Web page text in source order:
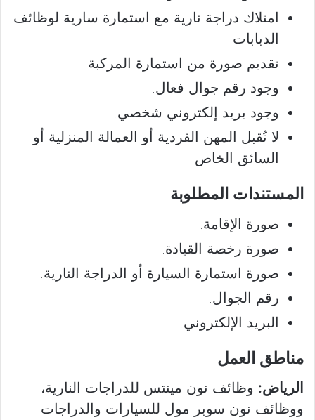
امتلاك دراجة نارية مع استمارة سارية لوظائف
الدبابات.
تقديم صورة من استمارة المركبة.
وجود رقم جوال فعال.
وجود بريد إلكتروني شخصي.
لا تُقبل المهن الفردية أو العمالة المنزلية أو
السائق الخاص.
المستندات المطلوبة
صورة الإقامة.
صورة رخصة القيادة.
صورة استمارة السيارة أو الدراجة النارية.
رقم الجوال.
البريد الإلكتروني.
مناطق العمل
الرياض: وظائف نون مينتس للدراجات النارية،
ووظائف نون سوبر مول للسيارات والدراجات